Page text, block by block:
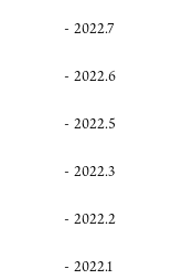
2022.7
2022.6
2022.5
2022.3
2022.2
2022.1